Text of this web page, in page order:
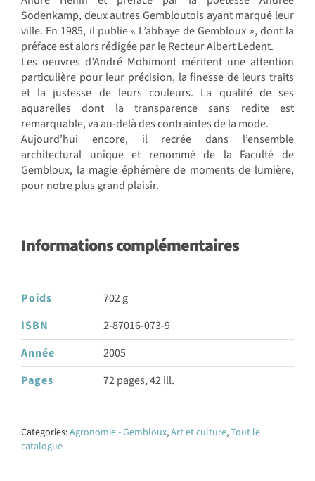
Sodenkamp, deux autres Gembloutois ayant marqué leur
ville. En 1985, il publie « L’abbaye de Gembloux », dont la
préface est alors rédigée par le Recteur Albert Ledent.
Les oeuvres d’André Mohimont méritent une attention
particulière pour leur précision, la finesse de leurs traits
et la justesse de leurs couleurs. La qualité de ses
aquarelles dont la transparence sans redite est
remarquable, va au-delà des contraintes de la mode.
Aujourd’hui encore, il recrée dans l’ensemble
architectural unique et renommé de la Faculté de
Gembloux, la magie éphémère de moments de lumière,
pour notre plus grand plaisir.
Informations complémentaires
Poids
702 g
ISBN
2-87016-073-9
Année
2005
Pages
72 pages, 42 ill.
Categories:Agronomie - Gembloux,Art et culture,Tout le
catalogue